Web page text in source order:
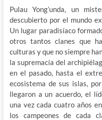
Pulau Yong’unda, un
descubierto por el mundo
Un lugar paradisíaco
otros tantos clanes que
culturas y que no siempre
la supremacía del
en el pasado, hasta el
ecosistema de sus islas,
llegaron a un acuerdo, el
una vez cada cuatro años
los campeones de cada